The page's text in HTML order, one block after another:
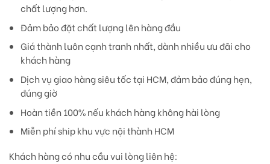
chất lượng hơn.
Đảm bảo đặt chất lượng lên hàng đầu
Giá thành luôn cạnh tranh nhất, dành nhiều ưu đãi cho
khách hàng
Dịch vụ giao hàng siêu tốc tại HCM, đảm bảo đúng hẹn,
đúng giờ
Hoàn tiền 100% nếu khách hàng không hài lòng
Miễn phí ship khu vực nội thành HCM
Khách hàng có nhu cầu vui lòng liên hệ: